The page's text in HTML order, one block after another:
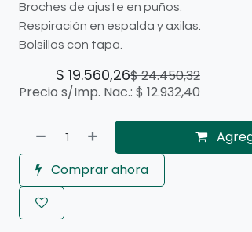
Broches de ajuste en puños.
Respiración en espalda y axilas.
Bolsillos con tapa.
$ 19.560,26$24.450,32
Precio s/Imp. Nac.: $ 12.932,40
Comprar ahora